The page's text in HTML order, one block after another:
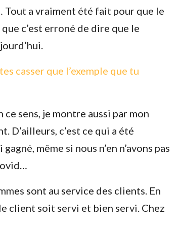
Tout a vraiment été fait pour que le
c’est erroné de dire que le
casser que l’exemple que tu
sens, je montre aussi par mon
D’ailleurs, c’est ce qui a été
même si nous n’en n’avons pas
sont au service des clients. En
client soit servi et bien servi. Chez